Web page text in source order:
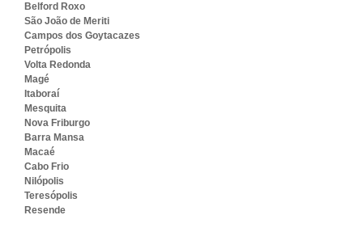
Belford Roxo
São João de Meriti
Campos dos Goytacazes
Petrópolis
Volta Redonda
Magé
Itaboraí
Mesquita
Nova Friburgo
Barra Mansa
Macaé
Cabo Frio
Nilópolis
Teresópolis
Resende